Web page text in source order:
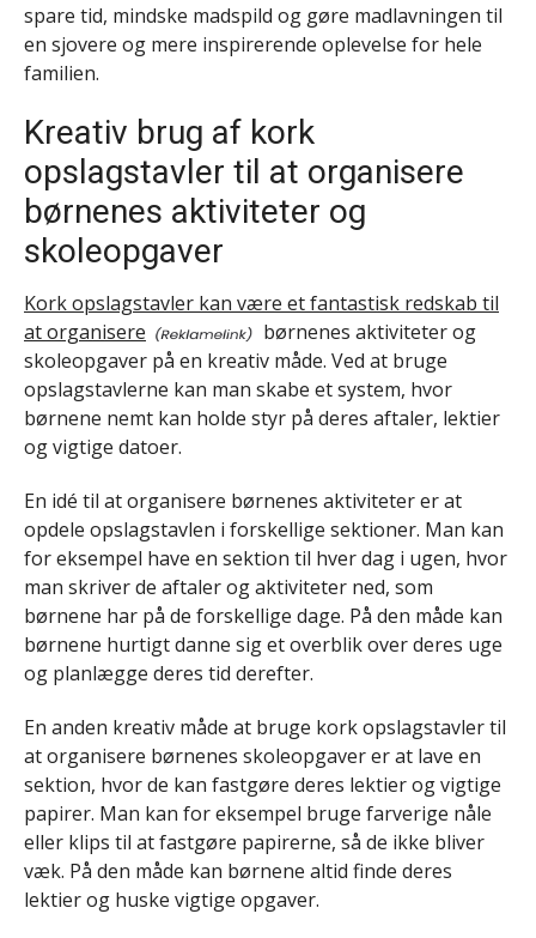
spare tid, mindske madspild og gøre madlavningen til
en sjovere og mere inspirerende oplevelse for hele
familien.
Kreativ brug af kork
opslagstavler til at organisere
børnenes aktiviteter og
skoleopgaver
Kork opslagstavler kan være et fantastisk redskab til
at organisere
børnenes aktiviteter og
skoleopgaver på en kreativ måde. Ved at bruge
opslagstavlerne kan man skabe et system, hvor
børnene nemt kan holde styr på deres aftaler, lektier
og vigtige datoer.
En idé til at organisere børnenes aktiviteter er at
opdele opslagstavlen i forskellige sektioner. Man kan
for eksempel have en sektion til hver dag i ugen, hvor
man skriver de aftaler og aktiviteter ned, som
børnene har på de forskellige dage. På den måde kan
børnene hurtigt danne sig et overblik over deres uge
og planlægge deres tid derefter.
En anden kreativ måde at bruge kork opslagstavler til
at organisere børnenes skoleopgaver er at lave en
sektion, hvor de kan fastgøre deres lektier og vigtige
papirer. Man kan for eksempel bruge farverige nåle
eller klips til at fastgøre papirerne, så de ikke bliver
væk. På den måde kan børnene altid finde deres
lektier og huske vigtige opgaver.